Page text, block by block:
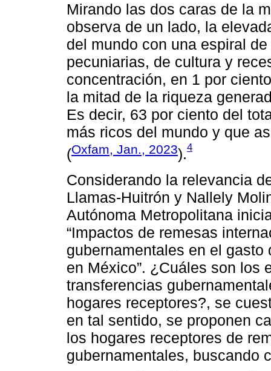
Mirando las dos caras de la
observa de un lado, la
del mundo con una espiral
pecuniarias, de cultura y
concentración, en 1 por
la mitad de la riqueza
Es decir, 63 por ciento del
más ricos del mundo y que
(Oxfam, Jan., 2023).4
Considerando la relevancia
Llamas-Huitrón y Nallely
Autónoma Metropolitana
“Impactos de remesas
gubernamentales en el
en México”. ¿Cuáles son los
transferencias
hogares receptores?, se
en tal sentido, se proponen
los hogares receptores de
gubernamentales, buscando